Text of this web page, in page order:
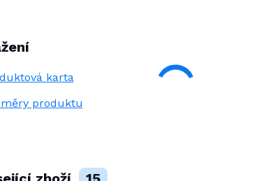
karta
produktu